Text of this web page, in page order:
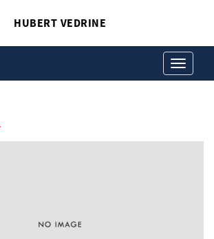
HUBERT VEDRINE
Toggle
navigation